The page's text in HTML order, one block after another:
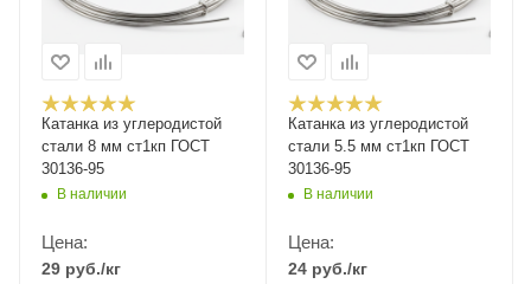
Катанка из углеродистой
стали 8 мм ст1кп ГОСТ
30136-95
В наличии
Цена:
29 руб./кг
Катанка из углеродистой
стали 5.5 мм ст1кп ГОСТ
30136-95
В наличии
Цена:
24 руб./кг